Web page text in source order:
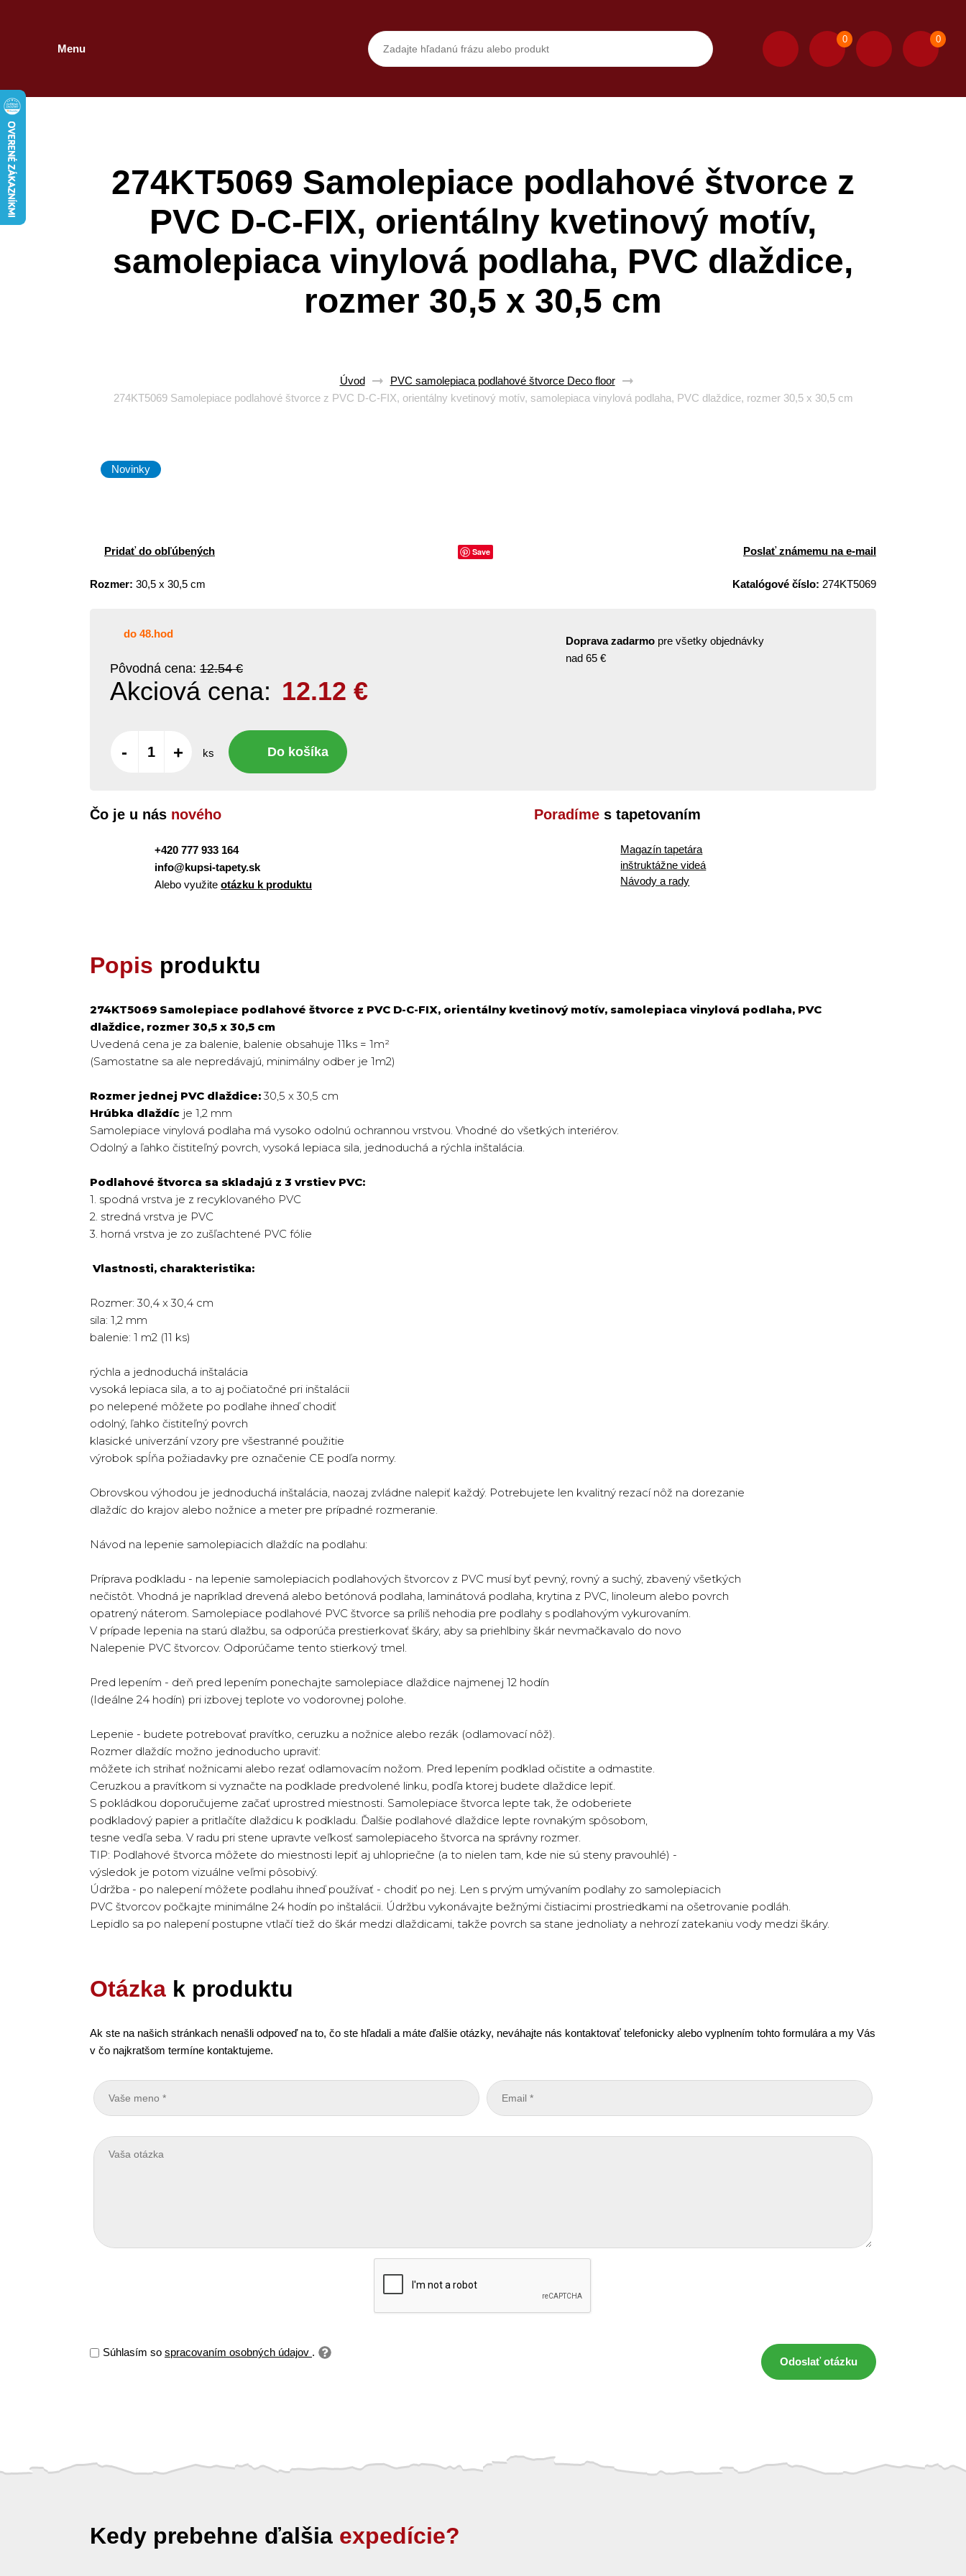
Menu
0 0
274KT5069 Samolepiace podlahové štvorce z
PVC D-C-FIX, orientálny kvetinový motív,
samolepiaca vinylová podlaha, PVC dlaždice,
rozmer 30,5 x 30,5 cm
Úvod
PVC samolepiaca podlahové štvorce Deco floor
274KT5069 Samolepiace podlahové štvorce z PVC D-C-FIX, orientálny kvetinový motív, samolepiaca vinylová podlaha, PVC dlaždice, rozmer 30,5 x 30,5 cm
Novinky
Pridať do obľúbených Save Poslať známemu na e-mail
Rozmer: 30,5 x 30,5 cm Katalógové číslo: 274KT5069
do 48.hod
Pôvodná cena: 12.54 €
Akciová cena: 12.12 €
- + ks Do košíka
Doprava zadarmo pre všetky objednávky
nad 65 €
Čo je u nás nového
+420 777 933 164
info@kupsi-tapety.sk
Alebo využite otázku k produktu
Poradíme s tapetovaním
Magazín tapetára
inštruktážne videá
Návody a rady
Popis produktu
274KT5069 Samolepiace podlahové štvorce z PVC D-C-FIX, orientálny kvetinový motív, samolepiaca vinylová podlaha, PVC
dlaždice, rozmer 30,5 x 30,5 cm
Uvedená cena je za balenie, balenie obsahuje 11ks = 1m²
(Samostatne sa ale nepredávajú, minimálny odber je 1m2)
Rozmer jednej PVC dlaždice: 30,5 x 30,5 cm
Hrúbka dlaždíc je 1,2 mm
Samolepiace vinylová podlaha má vysoko odolnú ochrannou vrstvou. Vhodné do všetkých interiérov.
Odolný a ľahko čistiteľný povrch, vysoká lepiaca sila, jednoduchá a rýchla inštalácia.
Podlahové štvorca sa skladajú z 3 vrstiev PVC:
1. spodná vrstva je z recyklovaného PVC
2. stredná vrstva je PVC
3. horná vrstva je zo zušľachtené PVC fólie
Vlastnosti, charakteristika:
Rozmer: 30,4 x 30,4 cm
sila: 1,2 mm
balenie: 1 m2 (11 ks)
rýchla a jednoduchá inštalácia
vysoká lepiaca sila, a to aj počiatočné pri inštalácii
po nelepené môžete po podlahe ihneď chodiť
odolný, ľahko čistiteľný povrch
klasické univerzání vzory pre všestranné použitie
výrobok spĺňa požiadavky pre označenie CE podľa normy.
Obrovskou výhodou je jednoduchá inštalácia, naozaj zvládne nalepiť každý. Potrebujete len kvalitný rezací nôž na dorezanie
dlaždíc do krajov alebo nožnice a meter pre prípadné rozmeranie.
Návod na lepenie samolepiacich dlaždíc na podlahu:
Príprava podkladu - na lepenie samolepiacich podlahových štvorcov z PVC musí byť pevný, rovný a suchý, zbavený všetkých
nečistôt. Vhodná je napríklad drevená alebo betónová podlaha, laminátová podlaha, krytina z PVC, linoleum alebo povrch
opatrený náterom. Samolepiace podlahové PVC štvorce sa príliš nehodia pre podlahy s podlahovým vykurovaním.
V prípade lepenia na starú dlažbu, sa odporúča prestierkovať škáry, aby sa priehlbiny škár nevmačkavalo do novo
Nalepenie PVC štvorcov. Odporúčame tento stierkový tmel.
Pred lepením - deň pred lepením ponechajte samolepiace dlaždice najmenej 12 hodín
(Ideálne 24 hodín) pri izbovej teplote vo vodorovnej polohe.
Lepenie - budete potrebovať pravítko, ceruzku a nožnice alebo rezák (odlamovací nôž).
Rozmer dlaždíc možno jednoducho upraviť:
môžete ich strihať nožnicami alebo rezať odlamovacím nožom. Pred lepením podklad očistite a odmastite.
Ceruzkou a pravítkom si vyznačte na podklade predvolené linku, podľa ktorej budete dlaždice lepiť.
S pokládkou doporučujeme začať uprostred miestnosti. Samolepiace štvorca lepte tak, že odoberiete
podkladový papier a pritlačíte dlaždicu k podkladu. Ďalšie podlahové dlaždice lepte rovnakým spôsobom,
tesne vedľa seba. V radu pri stene upravte veľkosť samolepiaceho štvorca na správny rozmer.
TIP: Podlahové štvorca môžete do miestnosti lepiť aj uhlopriečne (a to nielen tam, kde nie sú steny pravouhlé) -
výsledok je potom vizuálne veľmi pôsobivý.
Údržba - po nalepení môžete podlahu ihneď používať - ​​chodiť po nej. Len s prvým umývaním podlahy zo samolepiacich
PVC štvorcov počkajte minimálne 24 hodín po inštalácii. Údržbu vykonávajte bežnými čistiacimi prostriedkami na ošetrovanie podláh.
Lepidlo sa po nalepení postupne vtlačí tiež do škár medzi dlaždicami, takže povrch sa stane jednoliaty a nehrozí zatekaniu vody medzi škáry.
Otázka k produktu
Ak ste na našich stránkach nenašli odpoveď na to, čo ste hľadali a máte ďalšie otázky, neváhajte nás kontaktovať telefonicky alebo vyplnením tohto formulára a my Vás
v čo najkratšom termíne kontaktujeme.
Súhlasím so spracovaním osobných údajov .
Odoslať otázku
Kedy prebehne ďalšia expedície?